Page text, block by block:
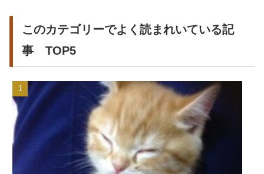
このカテゴリーでよく読まれいている記
事 TOP5